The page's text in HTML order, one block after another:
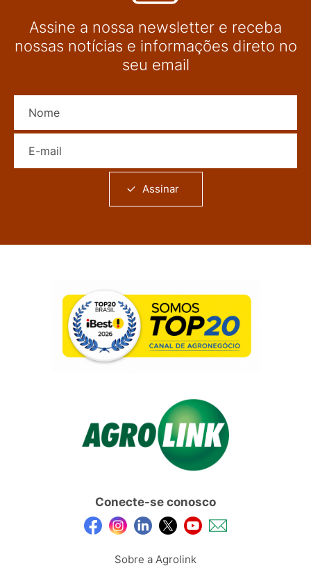
Assine a nossa newsletter e receba
nossas notícias e informações direto no
seu email
Assinar
Conecte-se conosco
Sobre a Agrolink